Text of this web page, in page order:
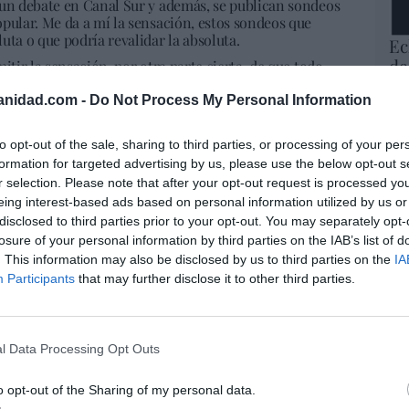
- Do Not Process My Personal Information
opt-out of the sale, sharing to third parties, or processing of your
for targeted advertising by us, please use the below opt-out
selection. Please note that after your opt-out request is processed
interest-based ads based on personal information utilized by us
to third parties prior to your opt-out. You may separately
of your personal information by third parties on the IAB’s list of
This information may also be disclosed by us to third parties on the
Participants that may further disclose it to other third parties.
Data Processing Opt Outs
opt-out of the Sharing of my personal data.
debate en Canal Sur y además, se publican sondeos
Me da a mí la sensación, estos sondeos que
o que podría revalidar la absoluta.
la sensación, por otra parte cierta, de que todo
votos en unas provincias. Tienen los planetas que
solo se consigue si van a votar todos los votantes
que empeoraría los resultados de hace cuatro
las campañas, sobre todo si se involucra Sánchez,
el voto sobre todo de la extrema izquierda".
oficial de la seguridad social saneada y
grietas de la que nos cuentan"
refería al uso de fondos europeos para pagar
social saneada y de la hucha reconstruida
sino lo que revela".
a "fondos extraordinarios de recuperación" para
y